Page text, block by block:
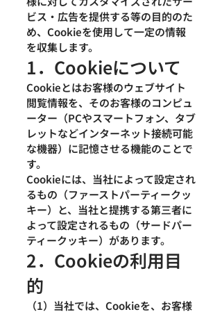
ビス・広告を提供する等の目的のた
め、Cookieを使用して一定の情報
を収集します。
1．Cookieについて
Cookieとはお客様のウェブサイト
閲覧情報を、そのお客様のコンピュ
ーター（PCやスマートフォン、タブ
レットなどインターネット接続可能
な機器）に記憶させる機能のことで
す。
Cookieには、当社によって設定され
るもの（ファーストパーティークッ
キー）と、当社と提携する第三者に
よって設定されるもの（サードパー
ティークッキー）があります。
2．Cookieの利用目
的
（1）当社では、Cookieを、お客様